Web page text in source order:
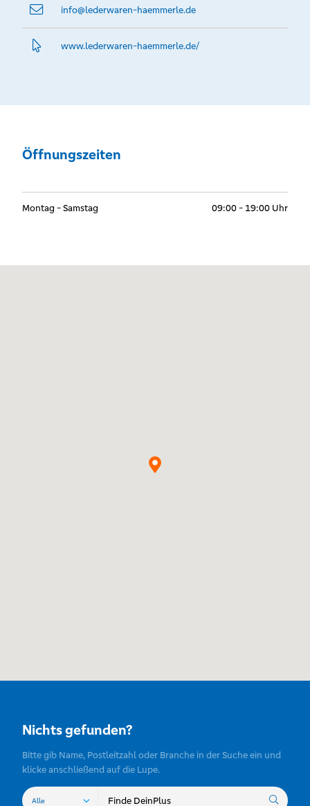
info@­lederwaren-haemmerle.de
www.­lederwaren-haemmerle.­de/
Öffnungszeiten
Montag - Samstag 09:00 - 19:00 Uhr
Nichts gefunden?
Bitte gib Name, Postleitzahl oder Branche in der Suche ein und
klicke anschließend auf die Lupe.